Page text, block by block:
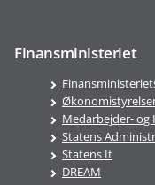
Finansministeriet
Medarbejder- og
Statens
Statens It
DREAM